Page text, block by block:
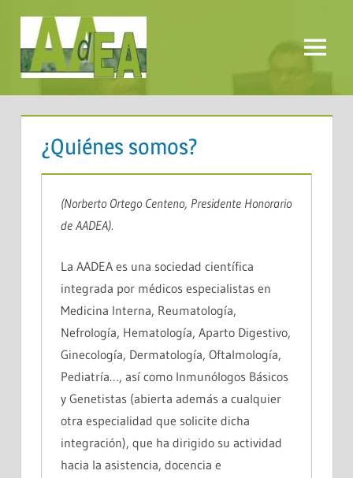
contenido
AADEA Menú
¿Quiénes somos?
(Norberto Ortego Centeno, Presidente Honorario
de AADEA).
La AADEA es una sociedad científica
integrada por médicos especialistas en
Medicina Interna, Reumatología,
Nefrología, Hematología, Aparto Digestivo,
Ginecología, Dermatología, Oftalmología,
Pediatría…, así como Inmunólogos Básicos
y Genetistas (abierta además a cualquier
otra especialidad que solicite dicha
integración), que ha dirigido su actividad
hacia la asistencia, docencia e